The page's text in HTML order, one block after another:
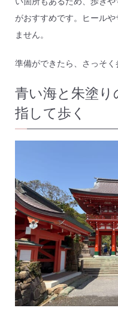
がおすすめです。ヒール
ません。
準備ができたら、さっそく
青い海と朱塗り
指して歩く